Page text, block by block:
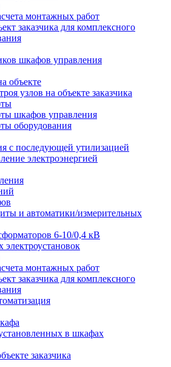
монтажных работ
заказчика для комплексного
шкафов управления
объекте
узлов на объекте заказчика
шкафов управления
оборудования
с последующей утилизацией
электроэнергией
и автоматики/измерительных
6-10/0,4 кВ
монтажных работ
заказчика для комплексного
в шкафах
заказчика